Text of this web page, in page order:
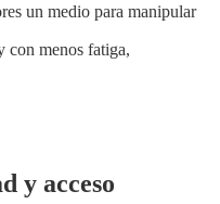
un medio para manipular
con menos fatiga,
y acceso